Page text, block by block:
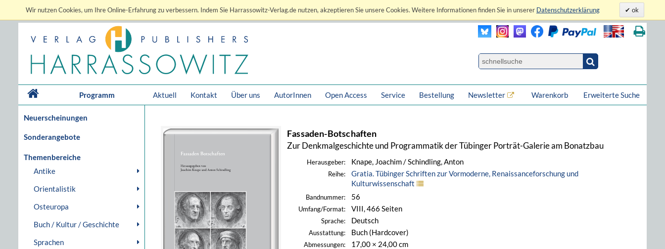
Wir nutzen Cookies, um Ihre Online-Erfahrung zu verbessern. Indem Sie Harrassowitz-Verlag.de nutzen, akzeptieren Sie unsere Cookies. Weitere Informationen finden Sie in unserer Datenschutzerklärung ok
Programm Aktuell Kontakt Über uns AutorInnen Open Access Service Bestellung Newsletter Erweiterte Suche
Warenkorb
Neuerscheinungen
Sonderangebote
Themenbereiche
Antike
Orientalistik
Osteuropa
Buch / Kultur / Geschichte
Sprachen
Fassaden-Botschaften
Zur Denkmalgeschichte und Programmatik der Tübinger Porträt-Galerie am Bonatzbau
Herausgeber: Knape, Joachim / Schindling, Anton
Reihe:
Gratia. Tübinger Schriften zur Vormoderne, Renaissanceforschung und
Kulturwissenschaft
Bandnummer: 56
Umfang/Format: VIII, 466 Seiten
Sprache: Deutsch
Ausstattung: Buch (Hardcover)
Abmessungen: 17,00 × 24,00 cm